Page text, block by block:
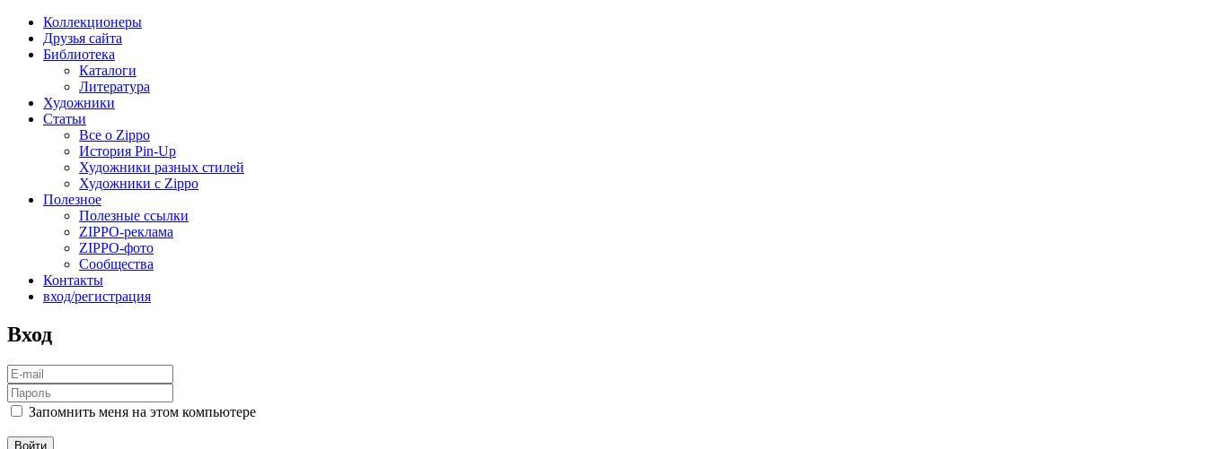
Коллекционеры
Друзья сайта
Библиотека
Каталоги
Литература
Художники
Статьи
Все о Zippo
История Pin-Up
Художники разных стилей
Художники с Zippo
Полезное
Полезные ссылки
ZIPPO-реклама
ZIPPO-фото
Сообщества
Контакты
вход/регистрация
Вход
Запомнить меня на этом компьютере